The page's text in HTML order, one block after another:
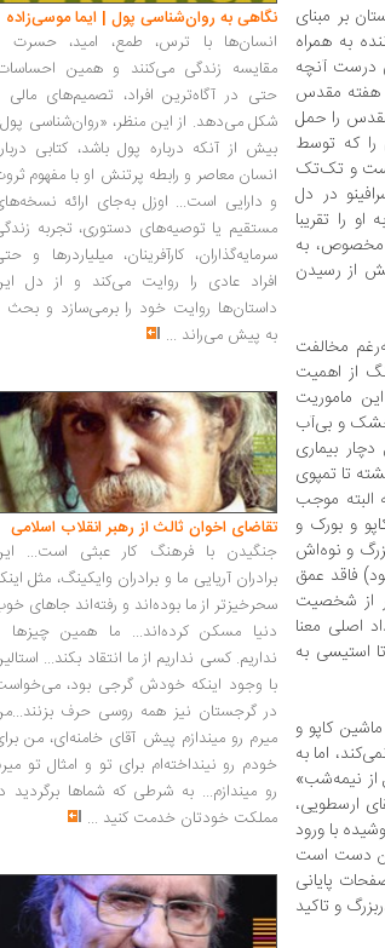
بر مبنای
به همراه
درست آنچه
هفته‌ مقدس
مقدس را حمل
را که توسط
است و تک‌‌تک
در دل
را تقریبا
مخصوص، به
از رسیدن
مخالفت
از اهمیت
ماموریت
خشک و بی‌آب
بیماری
تا تمپوی
موجب
و بورک و
و نوه‌اش
فاقد عمق
از شخصیت
اصلی معنا
استیسی به
کاپو و
اما به
از نیمه‌شب»
ارسطویی،
با ورود
دست است
پایانی
و تاکید
نگاهی به روان‌شناسی پول | ایما موسی‌زاده
انسان‌ها با ترس، طمع، امید، حسرت
مقایسه زندگی می‌کنند و همین
حتی در آگاه‌ترین افراد، تصمیم‌های مالی
شکل می‌دهد. از این منظر، «روان‌شناسی
بیش از آنکه درباره پول باشد، کتابی
انسان معاصر و رابطه پرتنش او با مفهوم
و دارایی است... اوزل به‌جای ارائه
مستقیم یا توصیه‌های دستوری، تجربه
سرمایه‌گذاران، کارآفرینان، میلیاردرها و
افراد عادی را روایت می‌کند و از دل
داستان‌ها روایت خود را برمی‌سازد و بحث
به پیش می‌راند ...
تقاضای اخوان ثالث از رهبر انقلاب اسلامی
جنگیدن با فرهنگ کار عبثی است...
برادران آریایی ما و برادران وایکینگ، مثل
سحرخیزتر از ما بوده‌اند و رفته‌اند جاهای
دنیا مسکن کرده‌اند... ما همین چیزها
نداریم. کسی نداریم از ما انتقاد بکند...
با وجود اینکه خودش گرجی بود،
در گرجستان نیز همه روسی حرف
میرم رو میندازم پیش آقای خامنه‌ای، من
خودم رو نینداخته‌ام برای تو و امثال تو
رو میندازم... به شرطی که شماها برگردید
مملکت خودتان خدمت کنید ...